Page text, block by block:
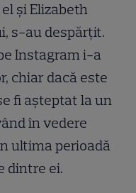
și Elizabeth
s-au despărțit.
Instagram i-a
chiar dacă este
fi așteptat la un
în vedere
ultima perioadă
dintre ei.